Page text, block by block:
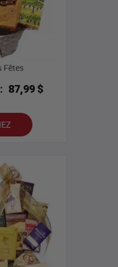
Fêtes
87,99 $